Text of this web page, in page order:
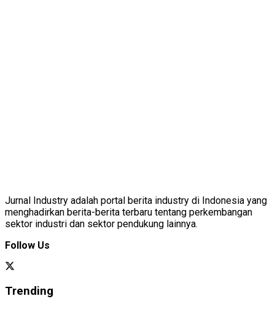
Jurnal Industry adalah portal berita industry di Indonesia yang
menghadirkan berita-berita terbaru tentang perkembangan
sektor industri dan sektor pendukung lainnya.
Follow Us
Trending